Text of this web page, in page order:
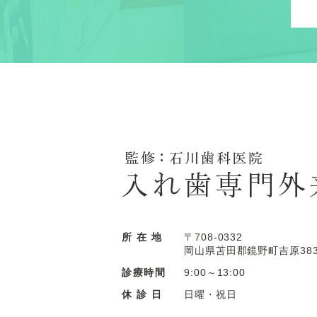
所 在 地
〒708-0332
岡山県苫田郡鏡野町吉原
診療時間
9:00～13:00
休 診 日
日曜・祝日